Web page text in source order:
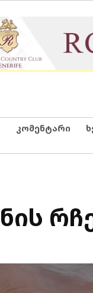
კომენტარი